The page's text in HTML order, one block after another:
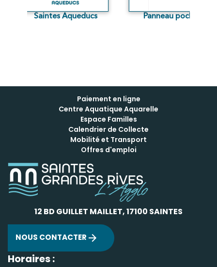
Saintes Aqueducs Panneau pocket
Paiement en ligne
Centre Aquatique Aquarelle
Espace Familles
Calendrier de Collecte
Mobilité et Transport
Offres d'emploi
12 BD GUILLET MAILLET, 17100 SAINTES
NOUS CONTACTER
Horaires :